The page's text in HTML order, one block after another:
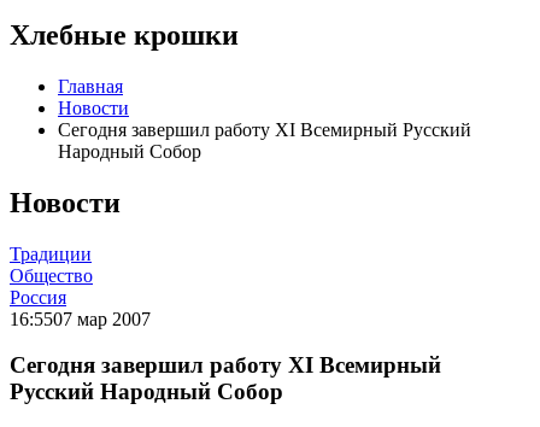
Хлебные крошки
Главная
Новости
Сегодня завершил работу XI Всемирный Русский
Народный Собор
Новости
Традиции
Общество
Россия
16:5507 мар 2007
Сегодня завершил работу XI Всемирный
Русский Народный Собор